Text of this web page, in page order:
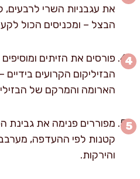
את עגבניות השרי
הבצל – ומכניסים הכול
פורסים את הזיתים
הבזיליקום הקרועים
הארומה והמרקם של
מפוררים פנימה את גבינת
קטנות לפי ההעדפה,
והירקות.